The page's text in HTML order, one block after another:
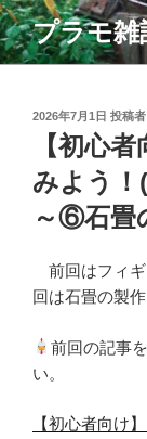
コ
ン
テ
プラモ雑
投
2026年7月1日 投稿
【初心
みよう！
～⑥石畳
前回はフィギ
回は石畳の製作
前回の記事
い。
【初心者向け